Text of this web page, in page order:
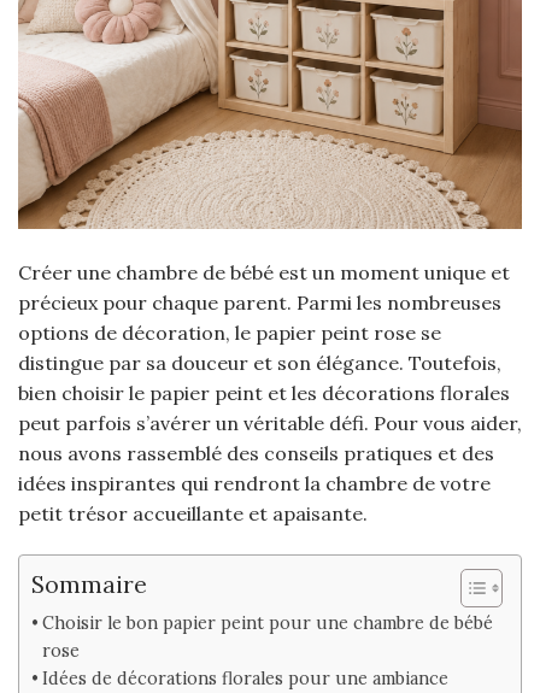
Créer une chambre de bébé est un moment unique et
précieux pour chaque parent. Parmi les nombreuses
options de décoration, le papier peint rose se
distingue par sa douceur et son élégance. Toutefois,
bien choisir le papier peint et les décorations florales
peut parfois s’avérer un véritable défi. Pour vous aider,
nous avons rassemblé des conseils pratiques et des
idées inspirantes qui rendront la chambre de votre
petit trésor accueillante et apaisante.
Sommaire
Choisir le bon papier peint pour une chambre de bébé
rose
Idées de décorations florales pour une ambiance